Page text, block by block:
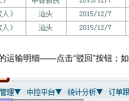
输明细——点击“驳回”按钮；如